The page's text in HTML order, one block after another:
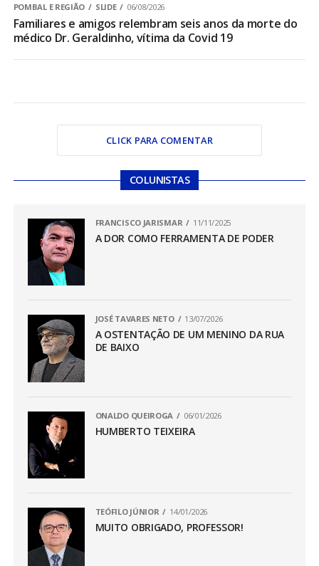
POMBAL E REGIÃO SLIDE 06/08/2026
Familiares e amigos relembram seis anos da morte do
médico Dr. Geraldinho, vítima da Covid 19
CLICK PARA COMENTAR
COLUNISTAS
FRANCISCO JARISMAR 11/11/2025
A DOR COMO FERRAMENTA DE PODER
JOSÉ TAVARES NETO 13/07/2026
A OSTENTAÇÃO DE UM MENINO DA RUA
DE BAIXO
ONALDO QUEIROGA 06/01/2026
HUMBERTO TEIXEIRA
TEÓFILO JÚNIOR 14/01/2026
MUITO OBRIGADO, PROFESSOR!